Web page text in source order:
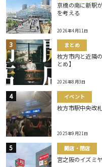
京橋の南に新駅
を考える
2026年4月11日
まとめ
枚方市内と近隣
とめ】
2026年8月3日
イベント
枚方市駅中央改
2025年9月21日
開店・閉店
宮之阪のイズミ